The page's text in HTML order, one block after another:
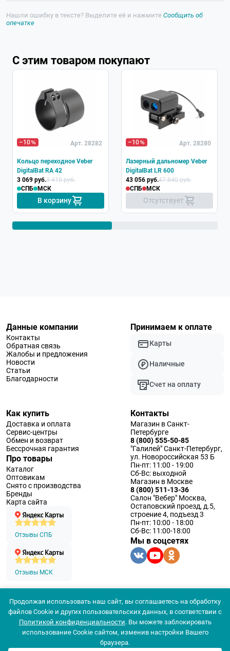
Нашли ошибку в тексте? Выделите её и нажмите Сообщить об
опечатке
С этим товаром покупают
–10 Арт. 28282
Кольцо переходное Veber
DigitalBat RA 42
3 069 руб.3 410 руб.
СПБ
МСК
В корзину
–10 Арт. 28280
Лазерный дальномер Veber
DigitalBat LR 600
43 056 руб.47 840 руб.
СПБ
МСК
Отсутствует
Данные компании
Контакты
Обратная связь
Жалобы и предложения
Новости
Статьи
Благодарности
Принимаем к оплате
Карты
Наличные
Счет на оплату
Как купить
Доставка и оплата
Сервис-центры
Обмен и возврат
Бессрочная гарантия
Про товары
Каталог
Оптовикам
Снято с производства
Бренды
Карта сайта
Отзывы СПБ
Отзывы МСК
Контакты
Магазин в Санкт-
Петербурге
8 (800) 555-50-85
"Галилей" Санкт-Петербург,
ул. Новороссийская 53 Б
Пн-пт: 11:00 - 19:00
Сб-Вс: выходной
Магазин в Москве
8 (800) 511-13-36
Салон "Вебер" Москва,
Остаповский проезд, д.5,
строение 4, подъезд 3
Пн-пт: 10:00 - 18:00
Сб-Вс: 11:00-18:00
Мы в соцсетях
© 1994 — 2026 ООО «Наблюдательные приборы»
Политика конфеденциальности
Согласие на обработку персональных данных
Согласие использования
Продолжая использовать наш сайт, вы соглашаетесь на обработку
файлов Cookie и других пользовательских данных, в соответствии с
Политикой конфиденциальности. Вы можете заблокировать
использование Cookie сайтом, изменив настройки Вашего
браузера.